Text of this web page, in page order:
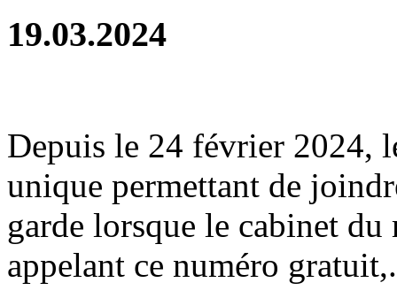
19.03.2024
Depuis le 24 février 2024,
unique permettant de
garde lorsque le cabinet
appelant ce numéro